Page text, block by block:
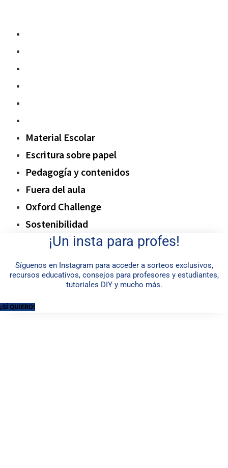
Material Escolar
Escritura sobre papel
Pedagogía y contenidos
Fuera del aula
Oxford Challenge
Sostenibilidad
¡Un insta para profes!
Síguenos en Instagram para acceder a sorteos exclusivos,
recursos educativos, consejos para profesores y estudiantes,
tutoriales DIY y mucho más.
¡SÍ QUIERO!